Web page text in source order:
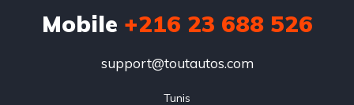
Mobile +216 23 688 526
support@toutautos.com
Tunis